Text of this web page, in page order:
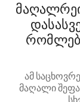
ამ
მაღალი